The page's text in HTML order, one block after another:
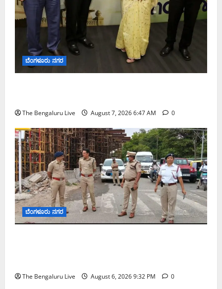
ಬೆಂಗಳೂರು ನಗರ
The Bengaluru Live August 7, 2026 6:47 AM 0
ಬೆಂಗಳೂರು ನಗರ
The Bengaluru Live August 6, 2026 9:32 PM 0